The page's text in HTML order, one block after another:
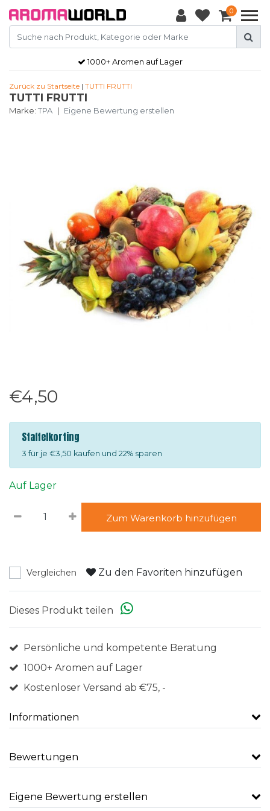
0
1000+ Aromen auf Lager
Zurück zu Startseite | TUTTI FRUTTI
TUTTI FRUTTI
Marke: TPA | Eigene Bewertung erstellen
€4,50
Staffelkorting
3 für je €3,50 kaufen und 22% sparen
Auf Lager
Zum Warenkorb hinzufügen
Vergleichen Zu den Favoriten hinzufügen
Dieses Produkt teilen
Persönliche und kompetente Beratung
1000+ Aromen auf Lager
Kostenloser Versand ab €75, -
Informationen
Bewertungen
Eigene Bewertung erstellen